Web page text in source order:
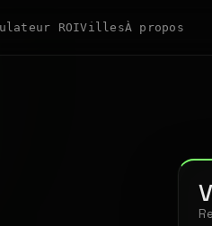
ROIVillesÀ propos